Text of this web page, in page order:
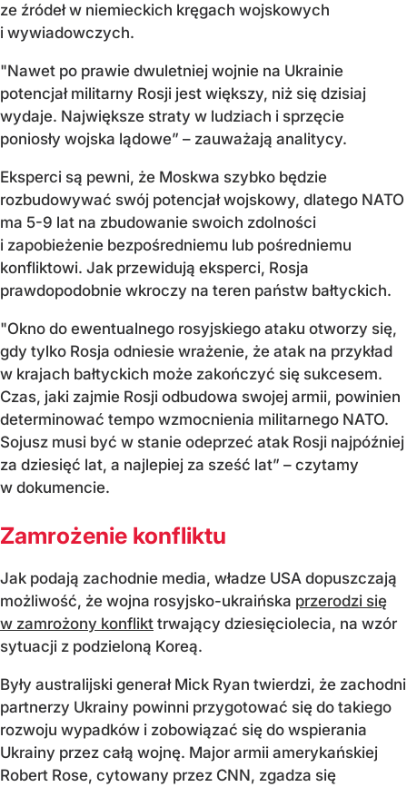
ze źródeł w niemieckich kręgach wojskowych
i wywiadowczych.
"Nawet po prawie dwuletniej wojnie na Ukrainie
potencjał militarny Rosji jest większy, niż się dzisiaj
wydaje. Największe straty w ludziach i sprzęcie
poniosły wojska lądowe” – zauważają analitycy.
Eksperci są pewni, że Moskwa szybko będzie
rozbudowywać swój potencjał wojskowy, dlatego NATO
ma 5-9 lat na zbudowanie swoich zdolności
i zapobieżenie bezpośredniemu lub pośredniemu
konfliktowi. Jak przewidują eksperci, Rosja
prawdopodobnie wkroczy na teren państw bałtyckich.
"Okno do ewentualnego rosyjskiego ataku otworzy się,
gdy tylko Rosja odniesie wrażenie, że atak na przykład
w krajach bałtyckich może zakończyć się sukcesem.
Czas, jaki zajmie Rosji odbudowa swojej armii, powinien
determinować tempo wzmocnienia militarnego NATO.
Sojusz musi być w stanie odeprzeć atak Rosji najpóźniej
za dziesięć lat, a najlepiej za sześć lat” – czytamy
w dokumencie.
Zamrożenie konfliktu
Jak podają zachodnie media, władze USA dopuszczają
możliwość, że wojna rosyjsko-ukraińska przerodzi się
w zamrożony konflikt trwający dziesięciolecia, na wzór
sytuacji z podzieloną Koreą.
Były australijski generał Mick Ryan twierdzi, że zachodni
partnerzy Ukrainy powinni przygotować się do takiego
rozwoju wypadków i zobowiązać się do wspierania
Ukrainy przez całą wojnę. Major armii amerykańskiej
Robert Rose, cytowany przez CNN, zgadza się